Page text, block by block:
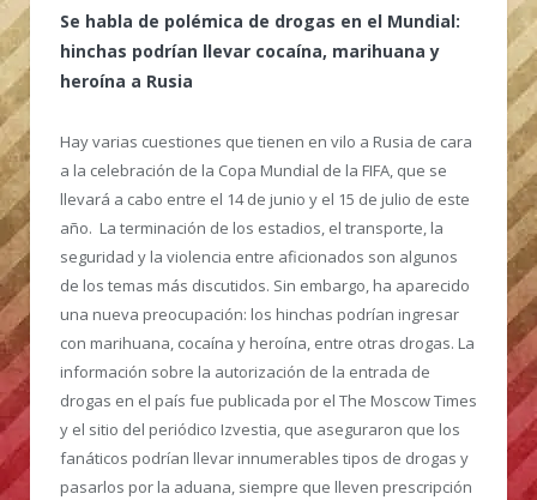
Se habla de polémica de drogas en el Mundial:
hinchas podrían llevar cocaína, marihuana y
heroína a Rusia
Hay varias cuestiones que tienen en vilo a Rusia de cara
a la celebración de la Copa Mundial de la FIFA, que se
llevará a cabo entre el 14 de junio y el 15 de julio de este
año. La terminación de los estadios, el transporte, la
seguridad y la violencia entre aficionados son algunos
de los temas más discutidos. Sin embargo, ha aparecido
una nueva preocupación: los hinchas podrían ingresar
con marihuana, cocaína y heroína, entre otras drogas. La
información sobre la autorización de la entrada de
drogas en el país fue publicada por el The Moscow Times
y el sitio del periódico Izvestia, que aseguraron que los
fanáticos podrían llevar innumerables tipos de drogas y
pasarlos por la aduana, siempre que lleven prescripción